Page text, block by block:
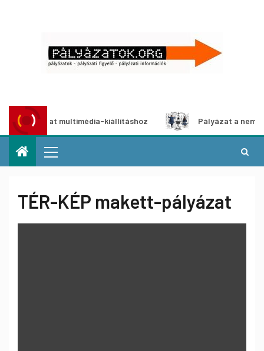
multimédia-kiállításhoz Pályázat a nemek
TÉR-KÉP makett-pályázat